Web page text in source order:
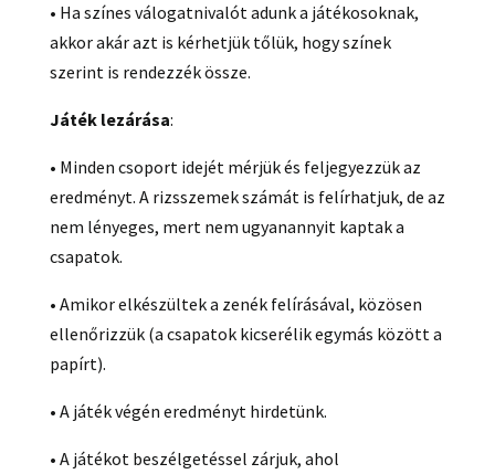
• Ha színes válogatnivalót adunk a játékosoknak,
akkor akár azt is kérhetjük tőlük, hogy színek
szerint is rendezzék össze.
Játék lezárása:
• Minden csoport idejét mérjük és feljegyezzük az
eredményt. A rizsszemek számát is felírhatjuk, de az
nem lényeges, mert nem ugyanannyit kaptak a
csapatok.
• Amikor elkészültek a zenék felírásával, közösen
ellenőrizzük (a csapatok kicserélik egymás között a
papírt).
• A játék végén eredményt hirdetünk.
• A játékot beszélgetéssel zárjuk, ahol